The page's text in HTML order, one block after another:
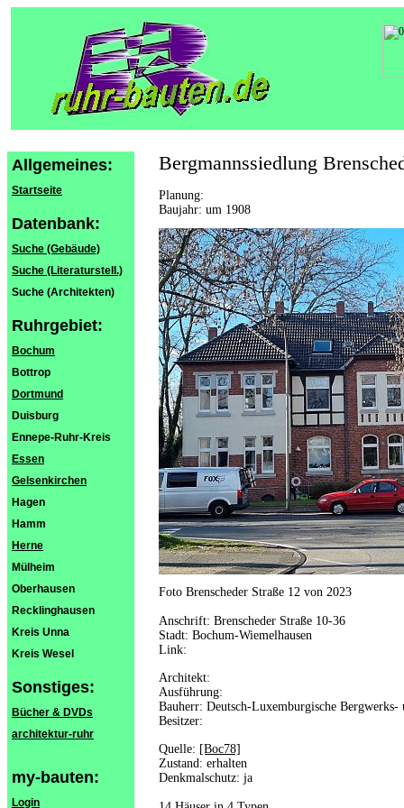
Allgemeines:
Startseite
Datenbank:
Suche (Gebäude)
Suche (Literaturstell.)
Suche (Architekten)
Ruhrgebiet:
Bochum
Bottrop
Dortmund
Duisburg
Ennepe-Ruhr-Kreis
Essen
Gelsenkirchen
Hagen
Hamm
Herne
Mülheim
Oberhausen
Recklinghausen
Kreis Unna
Kreis Wesel
Sonstiges:
Bücher & DVDs
architektur-ruhr
my-bauten:
Login
Bergmannssiedlung
Planung:
Baujahr: um 1908
Foto Brenscheder Straße 12 von 2023
Anschrift: Brenscheder Straße 10-36
Stadt: Bochum-Wiemelhausen
Link:
Architekt:
Ausführung:
Bauherr: Deutsch-Luxemburgische
Besitzer:
Quelle: [Boc78]
Zustand: erhalten
Denkmalschutz: ja